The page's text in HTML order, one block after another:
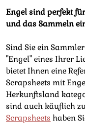
Engel sind perfekt
und das Sammeln
Sind Sie ein
"Engel" eines Ihrer
bietet Ihnen eine
Scrapsheets mit
Herkunftsland
sind auch käuflich
Scrapsheets haben